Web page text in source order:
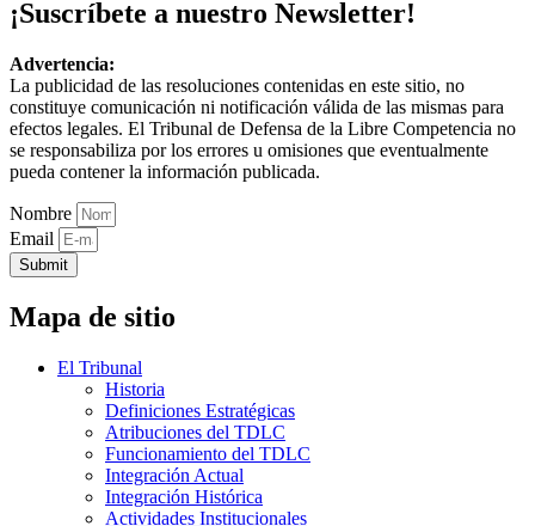
¡Suscríbete a nuestro Newsletter!
Advertencia:
La publicidad de las resoluciones contenidas en este sitio, no
constituye comunicación ni notificación válida de las mismas para
efectos legales. El Tribunal de Defensa de la Libre Competencia no
se responsabiliza por los errores u omisiones que eventualmente
pueda contener la información publicada.
Nombre
Email
Submit
Mapa de sitio
El Tribunal
Historia
Definiciones Estratégicas
Atribuciones del TDLC
Funcionamiento del TDLC
Integración Actual
Integración Histórica
Actividades Institucionales